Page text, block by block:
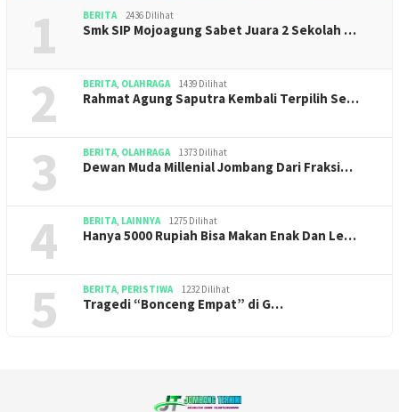
1 BERITA 2436 Dilihat
Smk SIP Mojoagung Sabet Juara 2 Sekolah …
2 BERITA, OLAHRAGA 1439 Dilihat
Rahmat Agung Saputra Kembali Terpilih Se…
3 BERITA, OLAHRAGA 1373 Dilihat
Dewan Muda Millenial Jombang Dari Fraksi…
4 BERITA, LAINNYA 1275 Dilihat
Hanya 5000 Rupiah Bisa Makan Enak Dan Le…
5 BERITA, PERISTIWA 1232 Dilihat
Tragedi “Bonceng Empat” di G…